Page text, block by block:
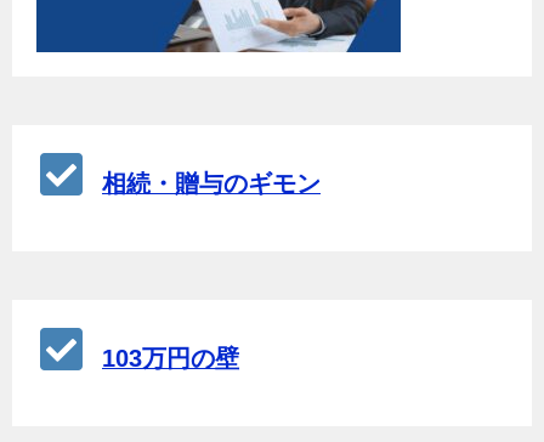
相続・贈与のギモン
103万円の壁